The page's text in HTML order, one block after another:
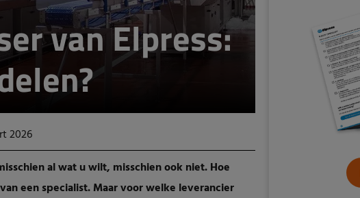
van Elpress:
2026
al wat u wilt, misschien ook niet. Hoe
een specialist. Maar voor welke leverancier